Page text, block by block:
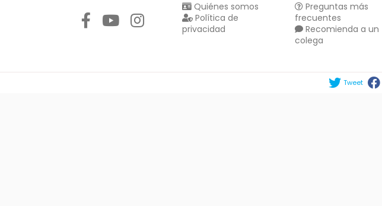
Quiénes somos
Política de
privacidad
Preguntas más
frecuentes
Recomienda a un
colega
Tweet